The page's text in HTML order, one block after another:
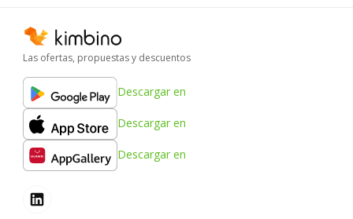
Las ofertas, propuestas y descuentos
Descargar en
Descargar en
Descargar en